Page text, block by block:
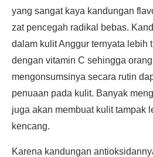
yang sangat kaya kandungan
zat pencegah radikal bebas.
dalam kulit Anggur ternyata lebih
dengan vitamin C sehingga
mengonsumsinya secara rutin
penuaan pada kulit. Banyak
juga akan membuat kulit tampak
kencang.
Karena kandungan